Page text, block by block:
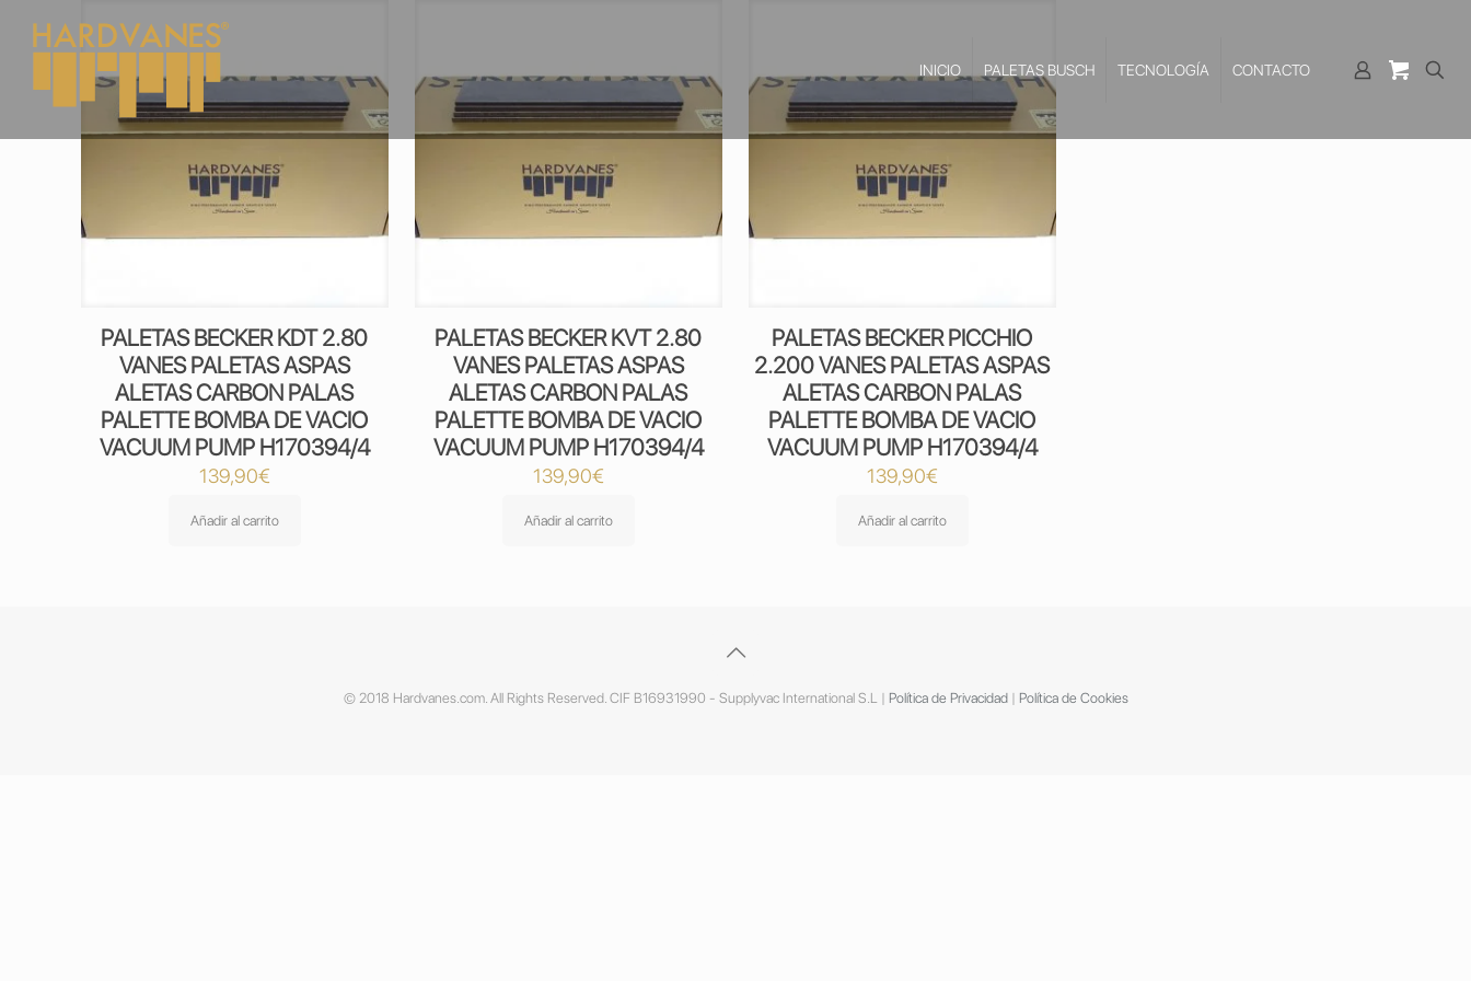
INICIO PALETAS BUSCH TECNOLOGÍA CONTACTO
PALETAS BECKER KDT 2.80
VANES PALETAS ASPAS
ALETAS CARBON PALAS
PALETTE BOMBA DE VACIO
VACUUM PUMP H170394/4
139,90€
Añadir al carrito
PALETAS BECKER KVT 2.80
VANES PALETAS ASPAS
ALETAS CARBON PALAS
PALETTE BOMBA DE VACIO
VACUUM PUMP H170394/4
139,90€
Añadir al carrito
PALETAS BECKER PICCHIO
2.200 VANES PALETAS ASPAS
ALETAS CARBON PALAS
PALETTE BOMBA DE VACIO
VACUUM PUMP H170394/4
139,90€
Añadir al carrito
© 2018 Hardvanes.com. All Rights Reserved. CIF B16931990 - Supplyvac International S.L | Política de Privacidad| Política de Cookies